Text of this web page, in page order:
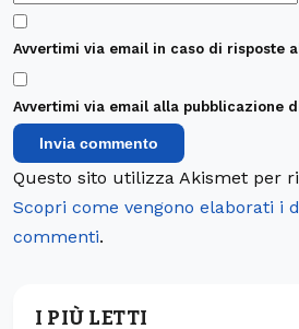
Avvertimi via email in caso di risposte
Avvertimi via email alla pubblicazione
Questo sito utilizza Akismet per
Scopri come vengono elaborati i
commenti.
I PIÙ LETTI